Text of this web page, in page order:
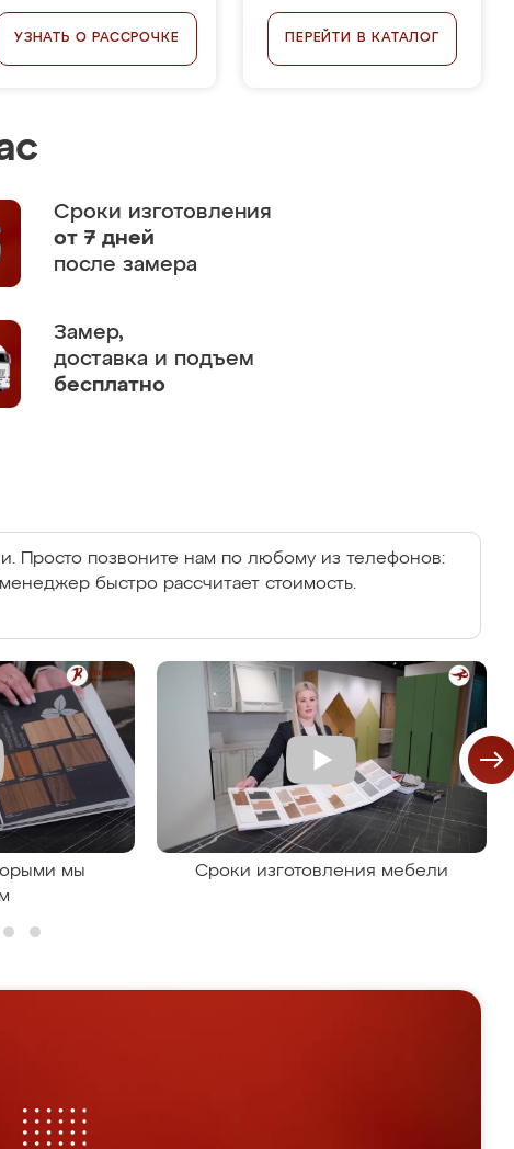
УЗНАТЬ О РАССРОЧКЕ ПЕРЕЙТИ В КАТАЛОГ
Сроки изготовления
от 7 дней
после замера
Замер,
доставка и подъем
бесплатно
Просто позвоните нам по любому из телефонов:
быстро рассчитает стоимость.
мы
Сроки изготовления мебели